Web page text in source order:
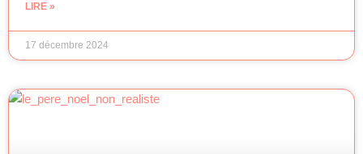
LIRE »
17 décembre 2024